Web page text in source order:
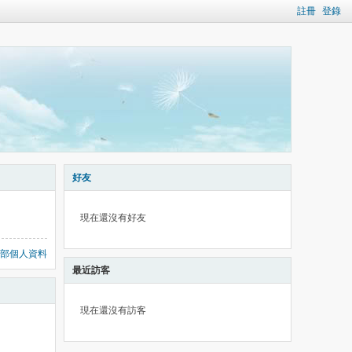
註冊 登錄
個人資料
好友
現在還沒有好友
最近訪客
現在還沒有訪客